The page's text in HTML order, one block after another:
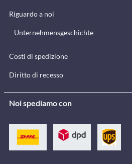
Riguardo a noi
Unternehmensgeschichte
Costi di spedizione
Diritto di recesso
Noi spediamo con